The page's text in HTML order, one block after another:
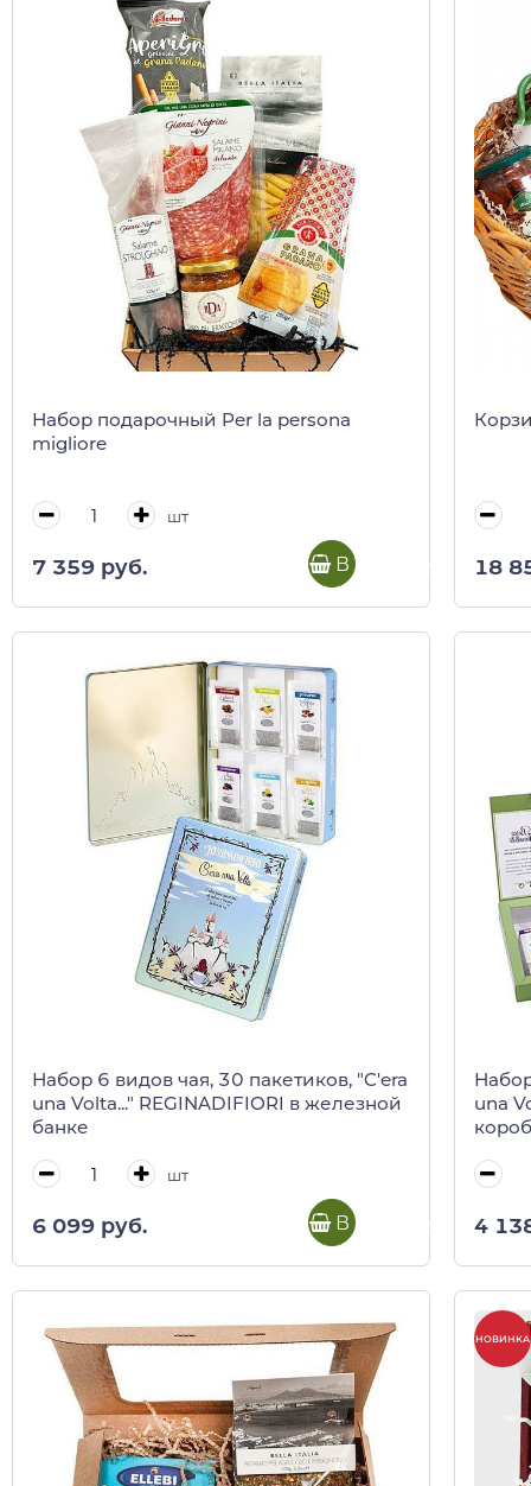
Набор подарочный Per la persona
migliore
шт
7 359 руб. В корзину 18
Набор 6 видов чая, 30 пакетиков, "C'era
una Volta..." REGINADIFIORI в железной
банке
шт
6 099 руб. В корзину
una
4
НОВИНКА